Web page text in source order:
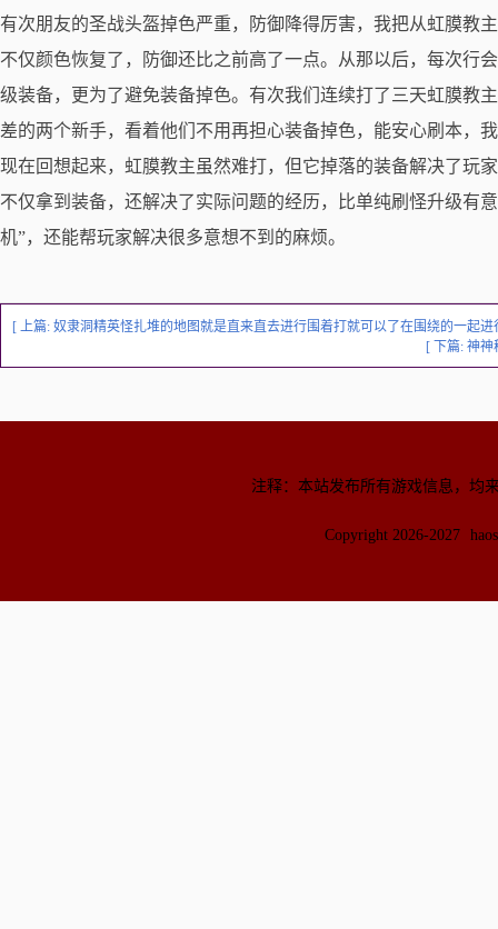
有次朋友的圣战头盔掉色严重，防御降得厉害，我把从虹膜教
不仅颜色恢复了，防御还比之前高了一点。从那以后，每次行
级装备，更为了避免装备掉色。有次我们连续打了三天虹膜教
差的两个新手，看着他们不用再担心装备掉色，能安心刷本，
现在回想起来，虹膜教主虽然难打，但它掉落的装备解决了玩
不仅拿到装备，还解决了实际问题的经历，比单纯刷怪升级有
机”，还能帮玩家解决很多意想不到的麻烦。
[ 上篇: 奴隶洞精英怪扎堆的地图就是直来直去进行围着打就可以了在围绕的一起
[ 下篇: 神神
注释：本站发布所有游戏信息，均
Copyright 2026-2027